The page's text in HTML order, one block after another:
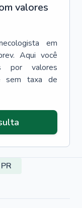
valores
em
Aqui você
por valores
sem taxa de